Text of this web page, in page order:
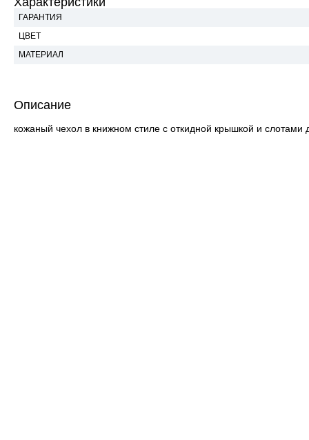
ГАРАНТИЯ
ЦВЕТ
МАТЕРИАЛ
Описание
кожаный чехол в книжном стиле с откидной крышкой и слотами